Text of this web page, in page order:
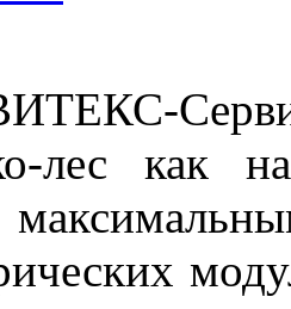
лес как